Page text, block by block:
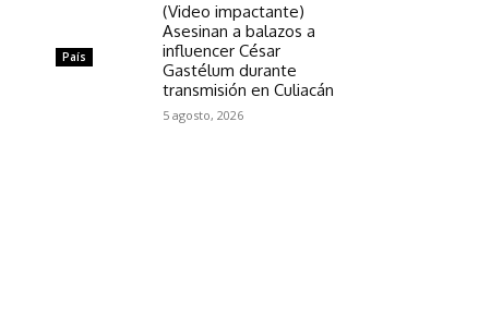
País
(Video impactante)
Asesinan a balazos a
influencer César
Gastélum durante
transmisión en Culiacán
5 agosto, 2026